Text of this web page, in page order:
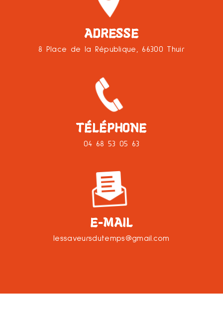
ADRESSE
8 Place de la République, 66300 Thuir
TÉLÉPHONE
04 68 53 05 63
E-MAIL
lessaveursdutemps@gmail.com